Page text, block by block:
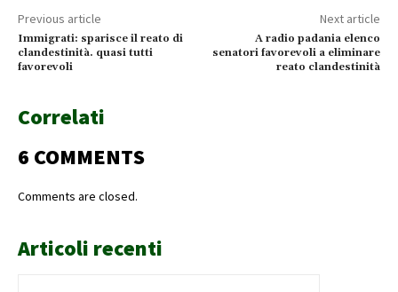
Previous article
Immigrati: sparisce il reato di
clandestinità. quasi tutti
favorevoli
Next article
A radio padania elenco
senatori favorevoli a eliminare
reato clandestinità
Correlati
6 COMMENTS
Comments are closed.
Articoli recenti